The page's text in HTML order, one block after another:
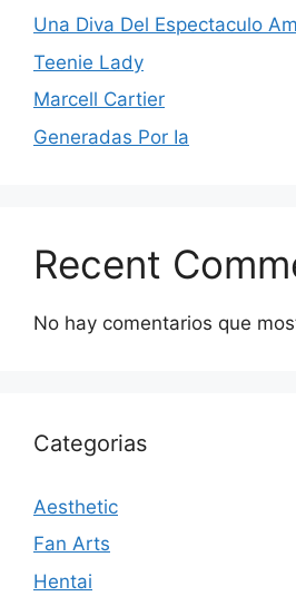
Una Diva Del Espectaculo
Teenie Lady
Marcell Cartier
Generadas Por Ia
Recent
No hay comentarios que
Categorias
Aesthetic
Fan Arts
Hentai